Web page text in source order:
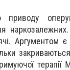
Аргументом